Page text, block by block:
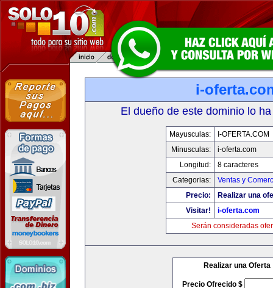
i-
El dueño de este dominio lo
Mayusculas:
I-OFERTA.COM
Minusculas:
i-oferta.com
Longitud:
8 caracteres
Categorias:
Ventas y
Precio:
Realizar una
Visitar!
i-oferta.com
Serán consideradas
Realizar una Oferta
Precio Ofrecido $